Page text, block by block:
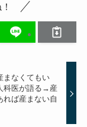
まなくてもい
科医が語る→産
れば産まない自